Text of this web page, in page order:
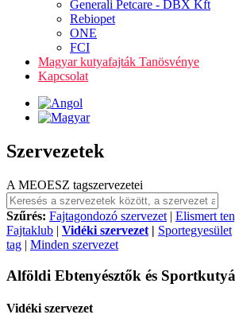
Generali Petcare - DBX Kft
Rebiopet
ONE
FCI
Magyar kutyafajták Tanösvénye
Kapcsolat
Szervezetek
A MEOESZ tagszervezetei
Szűrés: Fajtagondozó szervezet | Elismert
Fajtaklub | Vidéki szervezet | Sportegyesület
tag | Minden szervezet
Alföldi Ebtenyésztők és
Vidéki szervezet